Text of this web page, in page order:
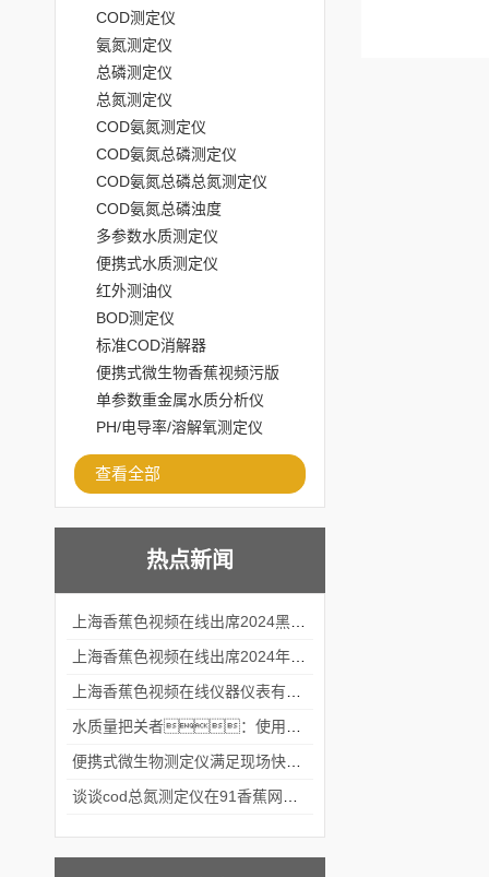
COD测定仪
氨氮测定仪
总磷测定仪
总氮测定仪
COD氨氮测定仪
COD氨氮总磷测定仪
COD氨氮总磷总氮测定仪
COD氨氮总磷浊度
多参数水质测定仪
便携式水质测定仪
红外测油仪
BOD测定仪
标准COD消解器
便携式微生物香蕉视频污版
APP下载
单参数重金属水质分析仪
PH/电导率/溶解氧测定仪
查看全部
热点新闻